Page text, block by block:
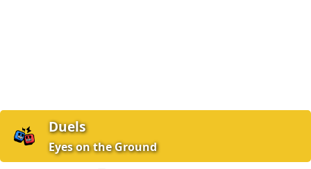
Duels
Eyes on the Ground